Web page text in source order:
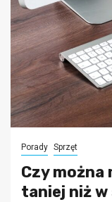
Porady Sprzęt
Czy
taniej niż